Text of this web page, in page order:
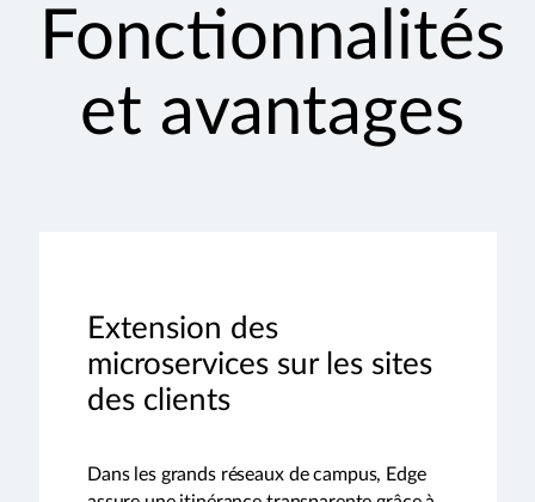
Fonctionnalités
et avantages
Extension des
microservices sur les sites
des clients
Dans les grands réseaux de campus, Edge